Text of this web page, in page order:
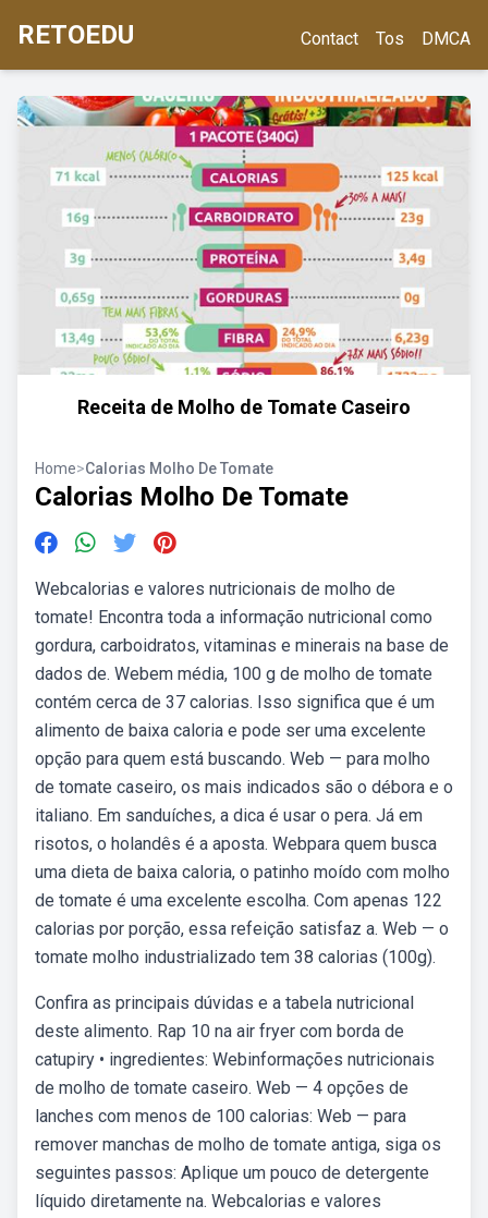
RETOEDU Contact Tos DMCA
Receita de Molho de Tomate Caseiro
Home>Calorias Molho De Tomate
Calorias Molho De Tomate
Webcalorias e valores nutricionais de molho de
tomate! Encontra toda a informação nutricional como
gordura, carboidratos, vitaminas e minerais na base de
dados de. Webem média, 100 g de molho de tomate
contém cerca de 37 calorias. Isso significa que é um
alimento de baixa caloria e pode ser uma excelente
opção para quem está buscando. Web — para molho
de tomate caseiro, os mais indicados são o débora e o
italiano. Em sanduíches, a dica é usar o pera. Já em
risotos, o holandês é a aposta. Webpara quem busca
uma dieta de baixa caloria, o patinho moído com molho
de tomate é uma excelente escolha. Com apenas 122
calorias por porção, essa refeição satisfaz a. Web — o
tomate molho industrializado tem 38 calorias (100g).
Confira as principais dúvidas e a tabela nutricional
deste alimento. Rap 10 na air fryer com borda de
catupiry • ingredientes: Webinformações nutricionais
de molho de tomate caseiro. Web — 4 opções de
lanches com menos de 100 calorias: Web — para
remover manchas de molho de tomate antiga, siga os
seguintes passos: Aplique um pouco de detergente
líquido diretamente na. Webcalorias e valores